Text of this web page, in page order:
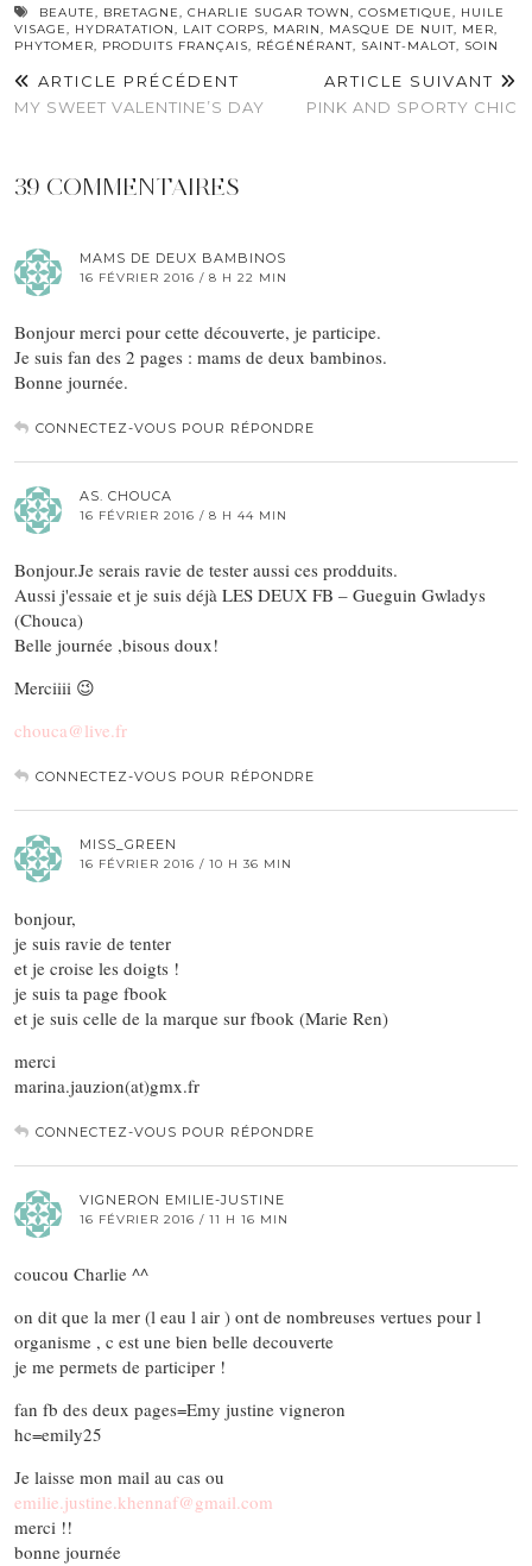
BEAUTE, BRETAGNE, CHARLIE SUGAR TOWN, COSMETIQUE, HUILE
VISAGE, HYDRATATION, LAIT CORPS, MARIN, MASQUE DE NUIT, MER,
PHYTOMER, PRODUITS FRANÇAIS, RÉGÉNÉRANT, SAINT-MALOT, SOIN
ARTICLE PRÉCÉDENT
MY SWEET VALENTINE’S DAY
ARTICLE SUIVANT
PINK AND SPORTY CHIC
39 COMMENTAIRES
MAMS DE DEUX BAMBINOS
16 FÉVRIER 2016 / 8 H 22 MIN
Bonjour merci pour cette découverte, je participe.
Je suis fan des 2 pages : mams de deux bambinos.
Bonne journée.
CONNECTEZ-VOUS POUR RÉPONDRE
AS. CHOUCA
16 FÉVRIER 2016 / 8 H 44 MIN
Bonjour.Je serais ravie de tester aussi ces prodduits.
Aussi j'essaie et je suis déjà LES DEUX FB – Gueguin Gwladys
(Chouca)
Belle journée ,bisous doux!
Merciiii 😉
chouca@live.fr
CONNECTEZ-VOUS POUR RÉPONDRE
MISS_GREEN
16 FÉVRIER 2016 / 10 H 36 MIN
bonjour,
je suis ravie de tenter
et je croise les doigts !
je suis ta page fbook
et je suis celle de la marque sur fbook (Marie Ren)
merci
marina.jauzion(at)gmx.fr
CONNECTEZ-VOUS POUR RÉPONDRE
VIGNERON EMILIE-JUSTINE
16 FÉVRIER 2016 / 11 H 16 MIN
coucou Charlie ^^
on dit que la mer (l eau l air ) ont de nombreuses vertues pour l
organisme , c est une bien belle decouverte
je me permets de participer !
fan fb des deux pages=Emy justine vigneron
hc=emily25
Je laisse mon mail au cas ou
emilie.justine.khennaf@gmail.com
merci !!
bonne journée